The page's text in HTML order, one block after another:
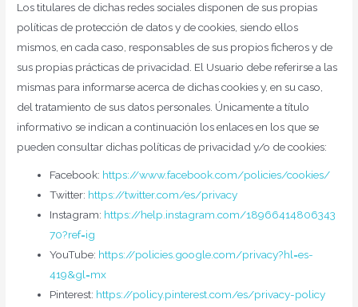
Los titulares de dichas redes sociales disponen de sus propias
políticas de protección de datos y de cookies, siendo ellos
mismos, en cada caso, responsables de sus propios ficheros y de
sus propias prácticas de privacidad. El Usuario debe referirse a las
mismas para informarse acerca de dichas cookies y, en su caso,
del tratamiento de sus datos personales. Únicamente a título
informativo se indican a continuación los enlaces en los que se
pueden consultar dichas políticas de privacidad y/o de cookies:
Facebook: https://www.facebook.com/policies/cookies/
Twitter: https://twitter.com/es/privacy
Instagram: https://help.instagram.com/18966414806343
70?ref=ig
YouTube: https://policies.google.com/privacy?hl=es-
419&gl=mx
Pinterest: https://policy.pinterest.com/es/privacy-policy